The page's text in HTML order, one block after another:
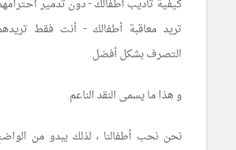
كيفية تأديب أطفالك - دون تدمير
تريد معاقبة أطفالك - أنت فقط
التصرف بشكل أفضل.
و هذا ما يسمى النقد الناعم.
نحن نحب أطفالنا ، لذلك يبدو من